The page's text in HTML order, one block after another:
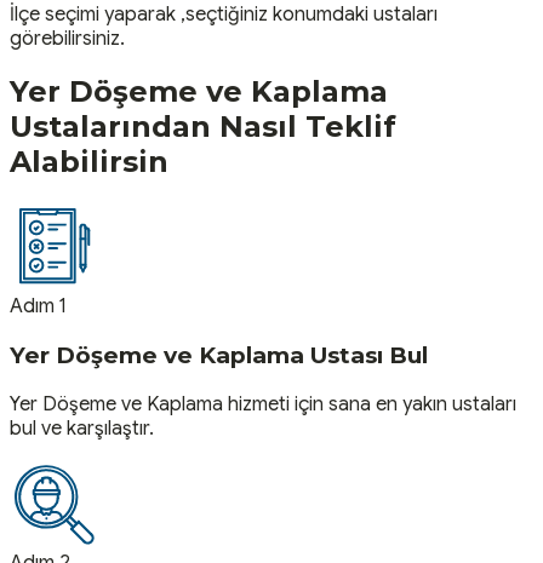
İlçe seçimi yaparak ,seçtiğiniz konumdaki ustaları
görebilirsiniz.
Yer Döşeme ve Kaplama
Ustalarından Nasıl Teklif
Alabilirsin
Adım 1
Yer Döşeme ve Kaplama Ustası Bul
Yer Döşeme ve Kaplama hizmeti için sana en yakın ustaları
bul ve karşılaştır.